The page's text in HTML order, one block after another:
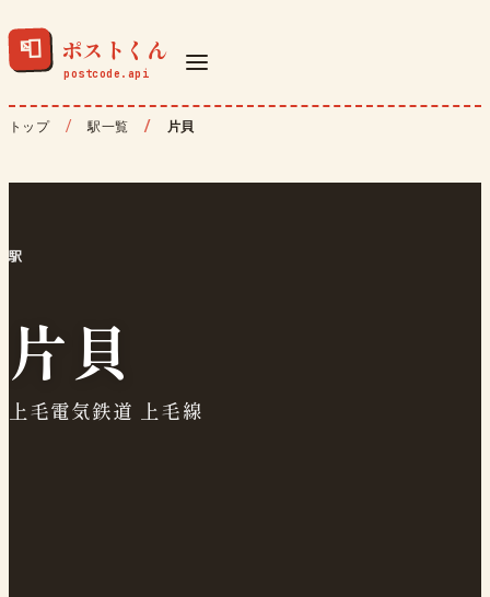
📮 ポストくん
トップ 駅一覧 片貝
駅
片貝
上毛電気鉄道 上毛線